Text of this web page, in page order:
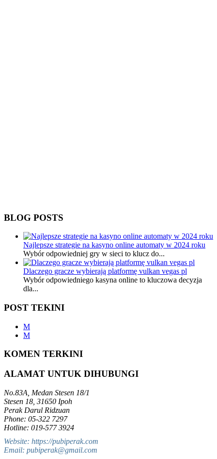
BLOG POSTS
Najlepsze strategie na kasyno online automaty w 2024 roku
Wybór odpowiedniej gry w sieci to klucz do...
Dlaczego gracze wybierają platformę vulkan vegas pl
Wybór odpowiedniego kasyna online to kluczowa decyzja
dla...
POST TEKINI
M
M
KOMEN TERKINI
ALAMAT UNTUK DIHUBUNGI
No.83A, Medan Stesen 18/1
Stesen 18, 31650 Ipoh
Perak Darul Ridzuan
Phone: 05-322 7297
Hotline: 019-577 3924
Website: https://pubiperak.com
Email: pubiperak@gmail.com